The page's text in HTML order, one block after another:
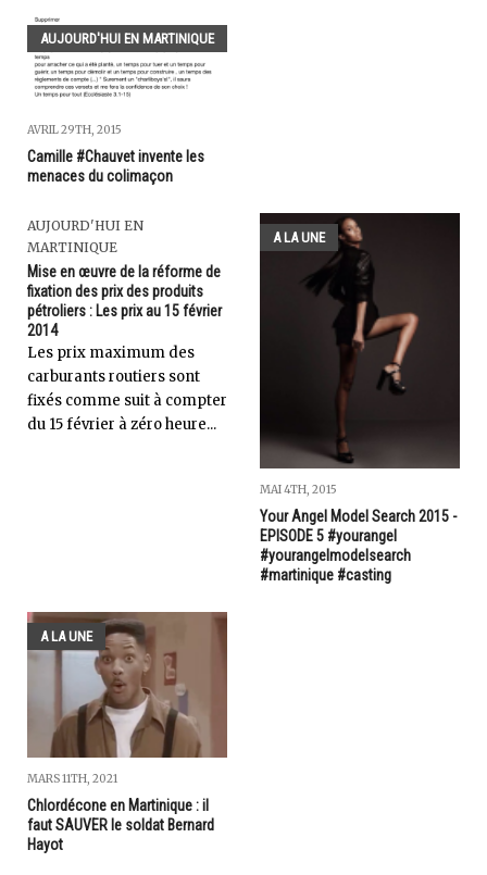
AUJOURD'HUI EN MARTINIQUE
AVRIL 29TH, 2015
Camille #Chauvet invente les
menaces du colimaçon
AUJOURD'HUI EN
MARTINIQUE
Mise en œuvre de la réforme de
fixation des prix des produits
pétroliers : Les prix au 15 février
2014
Les prix maximum des
carburants routiers sont
fixés comme suit à compter
du 15 février à zéro heure...
A LA UNE
MAI 4TH, 2015
Your Angel Model Search 2015 -
EPISODE 5 #yourangel
#yourangelmodelsearch
#martinique #casting
A LA UNE
MARS 11TH, 2021
Chlordécone en Martinique : il
faut SAUVER le soldat Bernard
Hayot